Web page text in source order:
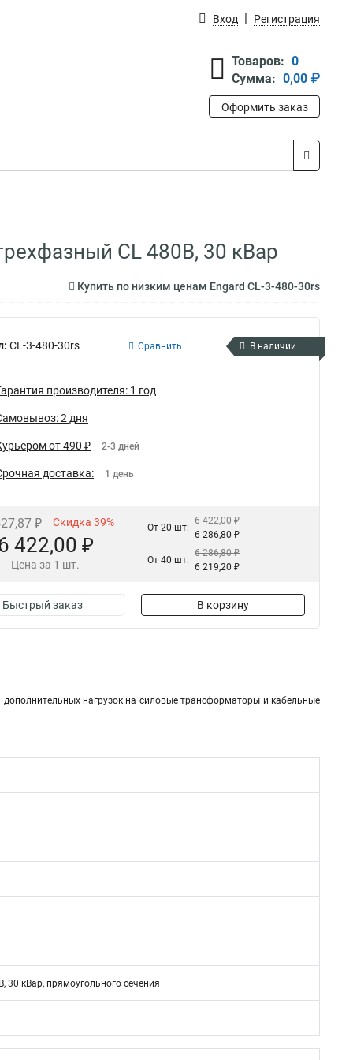
Вход Регистрация
Товаров: 0
Сумма: 0,00 ₽
Оформить заказ
CL 480В, 30 кВар
Купить по низким ценам Engard CL-3-480-30rs
CL-3-480-30rs Сравнить В наличии
производителя: 1 год
2 дня
от 490 ₽ 2-3 дней
доставка: 1 день
₽ Скидка 39%
422,00 ₽
Цена за 1 шт.
От 20 шт:
6 422,00 ₽
6 286,80 ₽
От 40 шт:
6 286,80 ₽
6 219,20 ₽
Быстрый заказ В корзину
нагрузок на силовые трансформаторы и кабельные
30 кВар, прямоугольного сечения